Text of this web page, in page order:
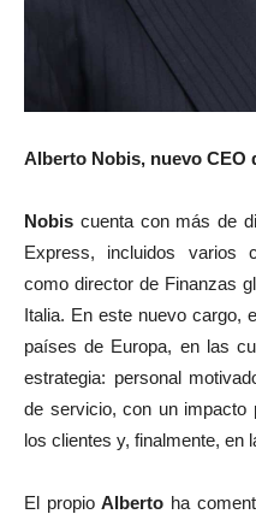
Alberto Nobis, nuevo CEO
Nobis cuenta con más de
Express, incluidos varios
como director de Finanzas
Italia. En este nuevo cargo,
países de Europa, en las
estrategia: personal
de servicio, con un impacto
los clientes y, finalmente, en
El propioAlberto ha